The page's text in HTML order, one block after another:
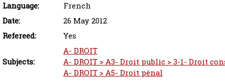
Language:
French
Date:
26 May 2012
Refereed:
Yes
Subjects:
A- DROIT
A- DROIT > A3- Droit public > 3-1- Droit
A- DROIT > A5- Droit pénal